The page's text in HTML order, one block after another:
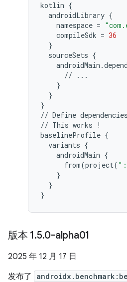
kotlin {
androidLibrary {
namespace =
compileSdk = 36
}
sourceSets {
androidMain .
//
...
}
}
}
// Define dependencies
// This works
!
baselineProfile {
variants {
androidMain {
from(project(
}
}
}
版本 1.5.0-alpha01
2025 年 12 月 17 日
发布了